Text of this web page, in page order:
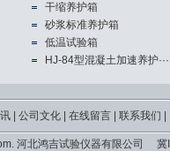
干缩养护箱
砂浆标准养护箱
低温试验箱
HJ-84型混凝土加速养护···
| 公司文化| 在线留言| 联系我们
河北鸿吉试验仪器有限公司
冀